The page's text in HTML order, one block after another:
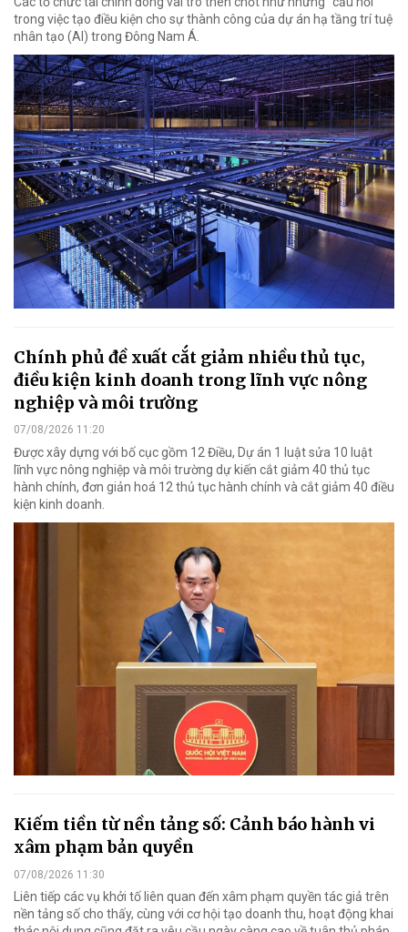
trong việc tạo điều kiện cho sự thành công của dự án hạ tầng trí tuệ
nhân tạo (AI) trong Đông Nam Á.
Chính phủ đề xuất cắt giảm nhiều thủ tục,
điều kiện kinh doanh trong lĩnh vực nông
nghiệp và môi trường
07/08/2026 11:20
Được xây dựng với bố cục gồm 12 Điều, Dự án 1 luật sửa 10 luật
lĩnh vực nông nghiệp và môi trường dự kiến cắt giảm 40 thủ tục
hành chính, đơn giản hoá 12 thủ tục hành chính và cắt giảm 40 điều
kiện kinh doanh.
Kiếm tiền từ nền tảng số: Cảnh báo hành vi
xâm phạm bản quyền
07/08/2026 11:30
Liên tiếp các vụ khởi tố liên quan đến xâm phạm quyền tác giả trên
nền tảng số cho thấy, cùng với cơ hội tạo doanh thu, hoạt động khai